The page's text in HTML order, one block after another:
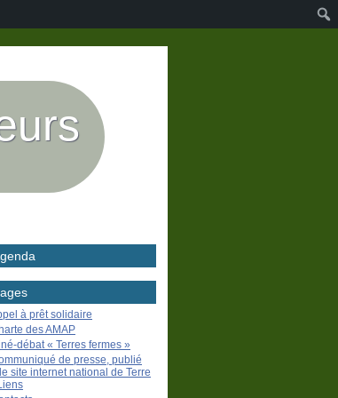
à prêt solidaire
des AMAP
débat « Terres fermes »
de presse, publié
site internet national de Terre